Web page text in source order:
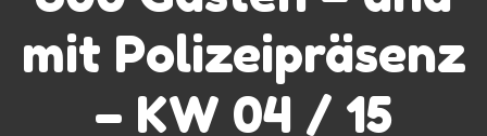
mit Polizeipräsenz
– KW 04 / 15